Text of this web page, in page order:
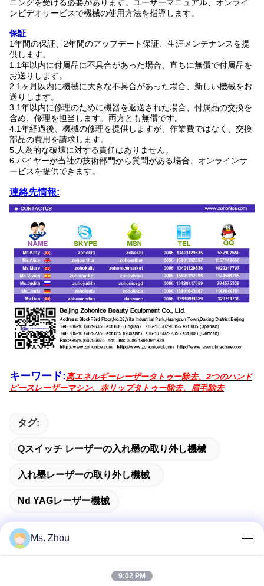
ニングを受ける必要があります。ユーザーマニュアル、オンライ
ンビデオサービスで機械の使用方法を指導します。
保証
1年間の保証、2年間のアップデート保証、生涯メンテナンスを提
供します。
1.1年以内に付属品に不具合があった場合、直ちに無償で付属品を
お送りします。
2.1ヶ月以内に機械に大きな不具合があった場合、新しい機械をお
送りします。
3.1年以内に修理のために機器を返送された場合、付属品の交換を
含め、修理を担当します。両方とも無償です。
4.1年経過後、機械の修理を提供しますが、作業費ではなく、交換
部品の費用を請求します。
5.人為的な破壊に対する責任はありません。
6.バイヤーが当社の技術部門から質問がある場合、オンラインサ
ービスを提供できます。
連絡先情報:
キーワード:高エネルギーレーザータトゥー除去、2つのハンド
ピースレーザーマシン、赤リップタトゥー除去、眉毛除去
タグ:
Qスイッチ レーザーの入れ墨の取り外し機械
入れ墨レーザーの取り外し機械
Nd YAGレーザー機械
Ms. Zhou
9:02 PM